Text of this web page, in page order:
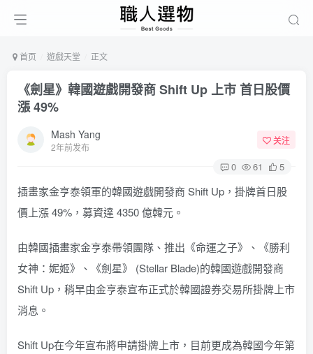
首页 遊戲天堂 正文
《劍星》韓國遊戲開發商 Shift Up 上市 首日股價
漲 49%
Mash Yang
2年前发布
关注
0 61 5
插畫家金亨泰領軍的韓國遊戲開發商 Shift Up，掛牌首日股
價上漲 49%，募資達 4350 億韓元。
由韓國插畫家金亨泰帶領團隊、推出《命運之子》、《勝利
女神：妮姬》、《劍星》 (Stellar Blade)的韓國遊戲開發商
Shift Up，稍早由金亨泰宣布正式於韓國證券交易所掛牌上市
消息。
Shift Up在今年宣布將申請掛牌上市，目前更成為韓國今年第